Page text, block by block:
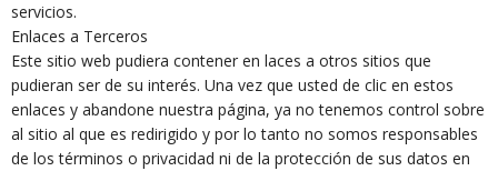
servicios.
Enlaces a Terceros
Este sitio web pudiera contener en laces a otros sitios que
pudieran ser de su interés. Una vez que usted de clic en estos
enlaces y abandone nuestra página, ya no tenemos control sobre
al sitio al que es redirigido y por lo tanto no somos responsables
de los términos o privacidad ni de la protección de sus datos en